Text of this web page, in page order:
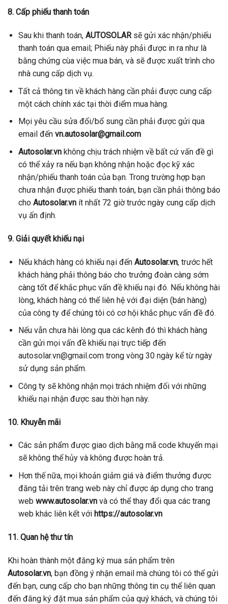
8. Cấp phiếu thanh toán
Sau khi thanh toán, AUTOSOLAR sẽ gửi xác nhận/phiếu
thanh toán qua email; Phiếu này phải được in ra như là
bằng chứng cùa việc mua bán, và sẽ được xuất trình cho
nhà cung cấp dịch vụ.
Tất cả thông tin về khách hàng cần phải được cung cấp
một cách chính xác tại thời điểm mua hàng.
Mọi yêu cầu sửa đổi/bổ sung cần phải được gửi qua
email đến vn.autosolar@gmail.com
Autosolar.vnkhông chịu trách nhiệm về bất cứ vấn đề gì
có thể xảy ra nếu bạn không nhận hoặc đọc kỹ xác
nhận/phiếu thanh toán của bạn. Trong trường hợp bạn
chưa nhận được phiếu thanh toán, bạn cần phải thông báo
cho Autosolar.vnít nhất 72 giờ trước ngày cung cấp dịch
vụ ấn định.
9. Giải quyết khiếu nại
Nếu khách hàng có khiếu nại đến Autosolar.vn, trước hết
khách hàng phải thông báo cho trưởng đoàn càng sớm
càng tốt để khắc phục vấn đề khiếu nại đó. Nếu không hài
lòng, khách hàng có thể liên hệ với đại diện (bán hàng)
của công ty để chúng tôi có cơ hội khắc phục vấn đề đó.
Nếu vẫn chưa hài lòng qua các kênh đó thì khách hàng
cần gửi mọi vấn đề khiếu nại trực tiếp đến
autosolar.vn@gmail.com trong vòng 30 ngày kể từ ngày
sử dụng sản phẩm.
Công ty sẽ không nhận mọi trách nhiệm đối với những
khiếu nại nhận được sau thời hạn này.
10. Khuyễn mãi
Các sản phẩm được giao dịch bằng mã code khuyến mại
sẽ không thể hủy và không được hoàn trả.
Hơn thế nữa, mọi khoản giảm giá và điểm thưởng được
đăng tải trên trang web này chỉ được áp dụng cho trang
web www.autosolar.vnvà có thể thay đổi qua các trang
web khác liên kết với https://autosolar.vn
11. Quan hệ thư tín
Khi hoàn thành một đăng ký mua sản phẩm trên
Autosolar.vn, bạn đồng ý nhận email mà chúng tôi có thể gửi
đến bạn, cung cấp cho bạn những thông tin cụ thể liên quan
đến đăng ký đặt mua sản phẩm của quý khách, và chúng tôi